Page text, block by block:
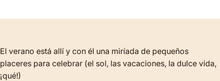
El verano está allí y con él una miríada de pequeños
placeres para celebrar (el sol, las vacaciones, la dulce vida,
¡qué!)